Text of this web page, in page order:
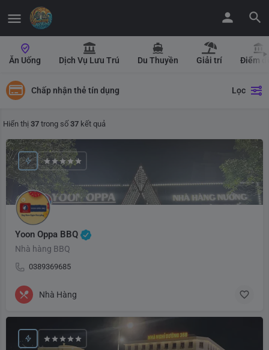
Ăn Uống Dịch Vụ Lưu Trú Du Thuyền Giải trí Điểm
Chấp nhận thẻ tín dụng Lọc
Hiển thị 37 trong số 37 kết quả
Yoon Oppa BBQ
Nhà hàng BBQ
0389369685
Nhà Hàng